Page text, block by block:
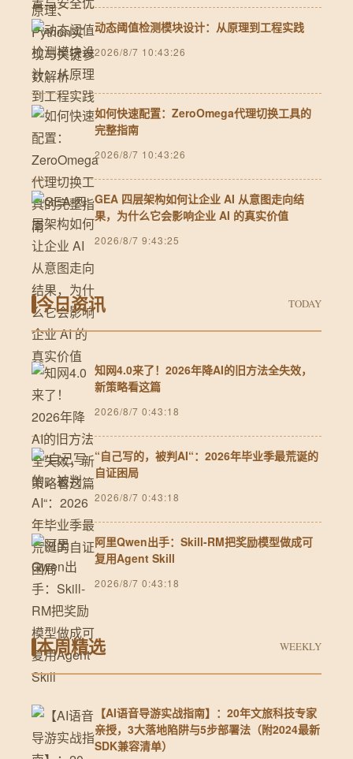
动态阈值检测模块设计：从原理到工程实践
2026/8/7 10:43:26
如何快速配置：ZeroOmega代理切换工具的
完整指南
2026/8/7 10:43:26
GEA 四层架构如何让企业 AI 从意图走向结
果，为什么它会影响企业 AI 的真实价值
2026/8/7 9:43:25
今日资讯 TODAY
知网4.0来了！2026年降AI的旧方法全失效，
新策略看这篇
2026/8/7 0:43:18
“自己写的，被判AI“：2026年毕业季最荒诞的
自证困局
2026/8/7 0:43:18
阿里Qwen出手：Skill-RM把奖励模型做成可
复用Agent Skill
2026/8/7 0:43:18
本周精选 WEEKLY
【AI语音导游实战指南】：20年文旅科技专家
亲授，3大落地陷阱与5步部署法（附2024最新
SDK兼容清单）